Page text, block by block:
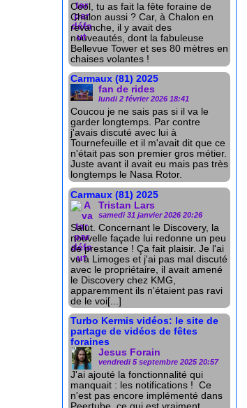
Cool, tu as fait la fête foraine de
Chalon aussi ? Car, à Chalon en
revanche, il y avait des
nouveautés, dont la fabuleuse
Bellevue Tower et ses 80 mètres en
chaises volantes !
Carmaux (81) 2025
fan de rides
lundi 2 février 2026 18:41
Coucou je ne sais pas si il va le
garder longtemps. Par contre
j'avais discuté avec lui à
Tournefeuille et il m'avait dit que ce
n'était pas son premier gros métier.
Juste avant il avait eu mais pas très
longtemps le Nasa Rotor.
Carmaux (81) 2025
Tristan Lars
samedi 31 janvier 2026 20:26
Salut. Concernant le Discovery, la
nouvelle façade lui redonne un peu
de prestance ! Ça fait plaisir. Je l'ai
vu à Limoges et j'ai pas mal discuté
avec le propriétaire, il avait amené
le Discovery chez KMG,
apparemment ils n'étaient pas ravi
de le voi[...]
Turbo Kermis vidéos: le site de
partage de vidéos de fêtes
foraines
Jesus Forain
vendredi 5 septembre 2025 20:57
J'ai ajouté la fonctionnalité qui
manquait : les notifications ! Ce
n'est pas encore implémenté dans